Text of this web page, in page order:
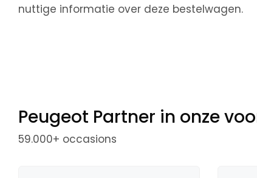
nuttige informatie over deze bestelwagen.
Peugeot Partner in onze
59.000+ occasions